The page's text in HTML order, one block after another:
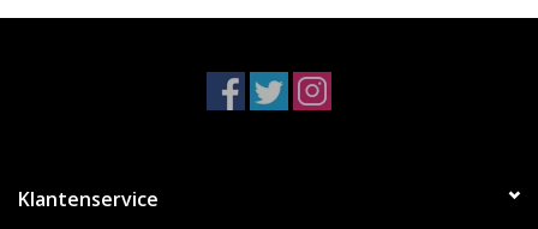
Klantenservice